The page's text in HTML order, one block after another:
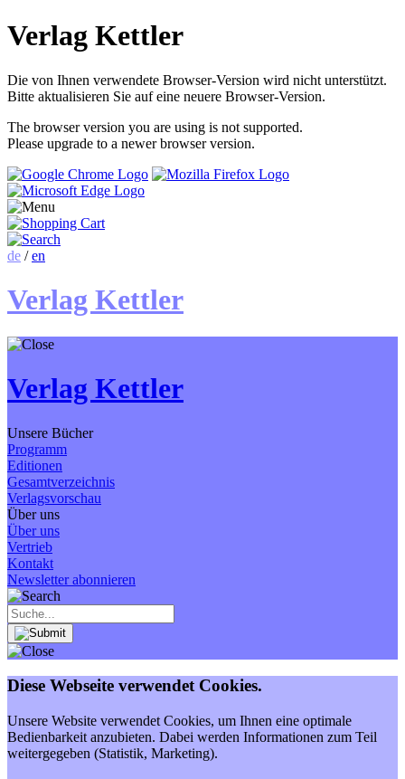
Verlag Kettler
Die von Ihnen verwendete Browser-Version wird nicht unterstützt.
Bitte aktualisieren Sie auf eine neuere Browser-Version.
The browser version you are using is not supported.
Please upgrade to a newer browser version.
de /en
Verlag Kettler
Verlag Kettler
Unsere Bücher
Programm
Editionen
Gesamtverzeichnis
Verlagsvorschau
Über uns
Über uns
Vertrieb
Kontakt
Newsletter abonnieren
Diese Webseite verwendet Cookies.
Unsere Website verwendet Cookies, um Ihnen eine optimale
Bedienbarkeit anzubieten. Dabei werden Informationen zum Teil
weitergegeben (Statistik, Marketing).